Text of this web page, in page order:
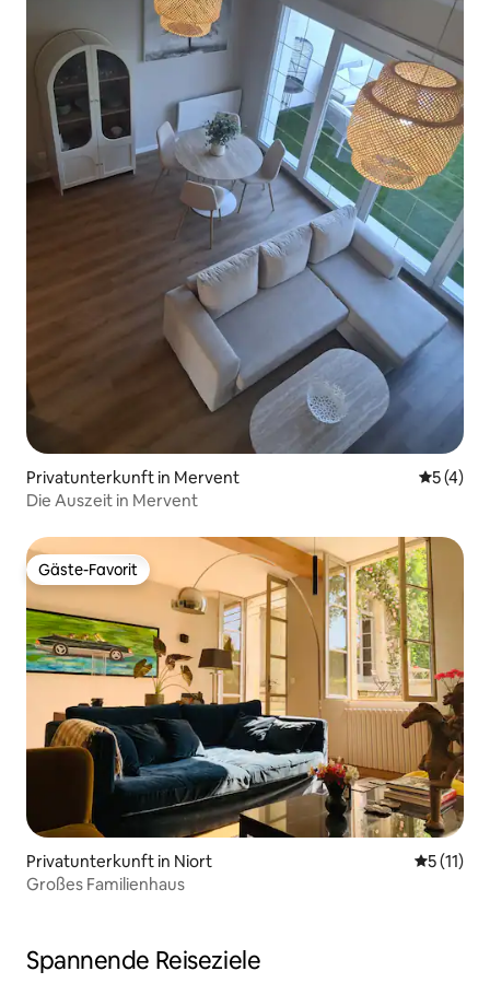
Privatunterkunft in Mervent
5 (4)
Die Auszeit in Mervent
Gäste-Favorit
Gäste-Favorit
Privatunterkunft in Niort
5 (11)
Großes Familienhaus
Spannende Reiseziele